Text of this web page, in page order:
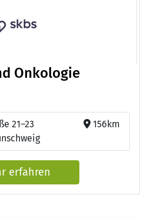
Onkologie
21–23
156km
erfahren